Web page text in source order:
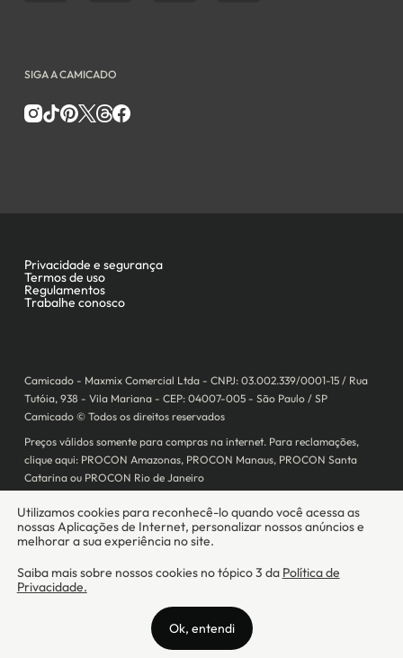
Camicado - Maxmix Comercial Ltda - CNPJ: 03.002.339/0001-15 / Rua
Tutóia, 938 - Vila Mariana - CEP: 04007-005 - São Paulo / SP
Camicado © Todos os direitos reservados
Preços válidos somente para compras na internet. Para reclamações,
clique aqui: PROCON Amazonas, PROCON Manaus, PROCON Santa
Catarina ou PROCON Rio de Janeiro
prestando os serviços de abertura de conta pós-paga (cartões de
crédito), conforme a regulação vigente.